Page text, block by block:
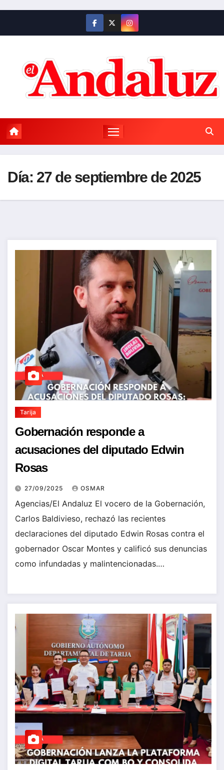
contenido
Día: 27 de septiembre de 2025
Tarija
Gobernación responde a
acusaciones del diputado Edwin
Rosas
27/09/2025 OSMAR
Agencias/El Andaluz El vocero de la Gobernación,
Carlos Baldivieso, rechazó las recientes
declaraciones del diputado Edwin Rosas contra el
gobernador Oscar Montes y calificó sus denuncias
como infundadas y malintencionadas.…